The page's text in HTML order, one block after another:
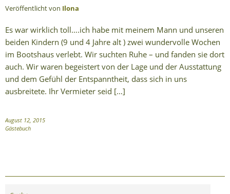
Veröffentlicht von Ilona
Es war wirklich toll….ich habe mit meinem Mann und unseren
beiden Kindern (9 und 4 Jahre alt ) zwei wundervolle Wochen
im Bootshaus verlebt. Wir suchten Ruhe – und fanden sie dort
auch. Wir waren begeistert von der Lage und der Ausstattung
und dem Gefühl der Entspanntheit, dass sich in uns
ausbreitete. Ihr Vermieter seid […]
August 12, 2015
Gästebuch